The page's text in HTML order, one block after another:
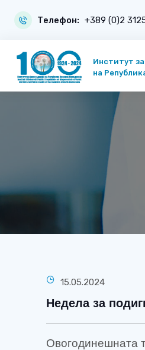
Телефон: +389 (0)2
Институт за
на
15.05.2024
Недела за
Овогодинешната